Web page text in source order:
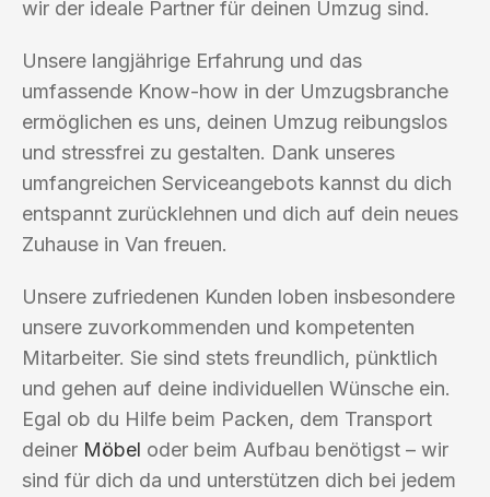
wir der ideale Partner für deinen Umzug sind.
Unsere langjährige Erfahrung und das
umfassende Know-how in der Umzugsbranche
ermöglichen es uns, deinen Umzug reibungslos
und stressfrei zu gestalten. Dank unseres
umfangreichen Serviceangebots kannst du dich
entspannt zurücklehnen und dich auf dein neues
Zuhause in Van freuen.
Unsere zufriedenen Kunden loben insbesondere
unsere zuvorkommenden und kompetenten
Mitarbeiter. Sie sind stets freundlich, pünktlich
und gehen auf deine individuellen Wünsche ein.
Egal ob du Hilfe beim Packen, dem Transport
deiner Möbel oder beim Aufbau benötigst – wir
sind für dich da und unterstützen dich bei jedem